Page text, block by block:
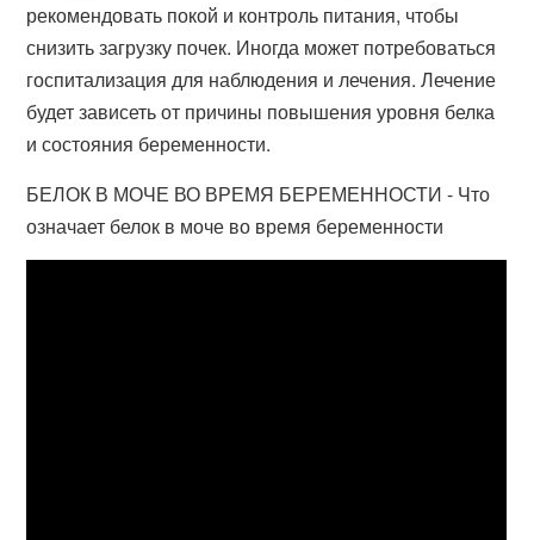
рекомендовать покой и контроль питания, чтобы
снизить загрузку почек. Иногда может потребоваться
госпитализация для наблюдения и лечения. Лечение
будет зависеть от причины повышения уровня белка
и состояния беременности.
БЕЛОК В МОЧЕ ВО ВРЕМЯ БЕРЕМЕННОСТИ - Что
означает белок в моче во время беременности